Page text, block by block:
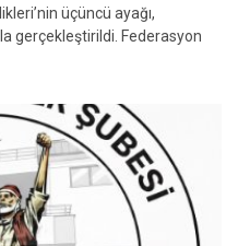
üçüncü ayağı,
gerçekleştirildi. Federasyon